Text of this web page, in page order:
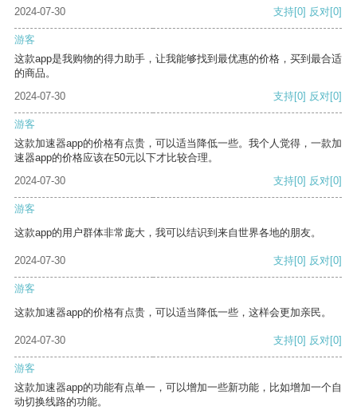
2024-07-30 支持[0] 反对[0]
游客
这款app是我购物的得力助手，让我能够找到最优惠的价格，买到最合适
的商品。
2024-07-30
支持[0] 反对[0]
游客
这款加速器app的价格有点贵，可以适当降低一些。我个人觉得，一款加
速器app的价格应该在50元以下才比较合理。
2024-07-30
支持[0] 反对[0]
游客
这款app的用户群体非常庞大，我可以结识到来自世界各地的朋友。
2024-07-30 支持[0] 反对[0]
游客
这款加速器app的价格有点贵，可以适当降低一些，这样会更加亲民。
2024-07-30 支持[0] 反对[0]
游客
这款加速器app的功能有点单一，可以增加一些新功能，比如增加一个自
动切换线路的功能。